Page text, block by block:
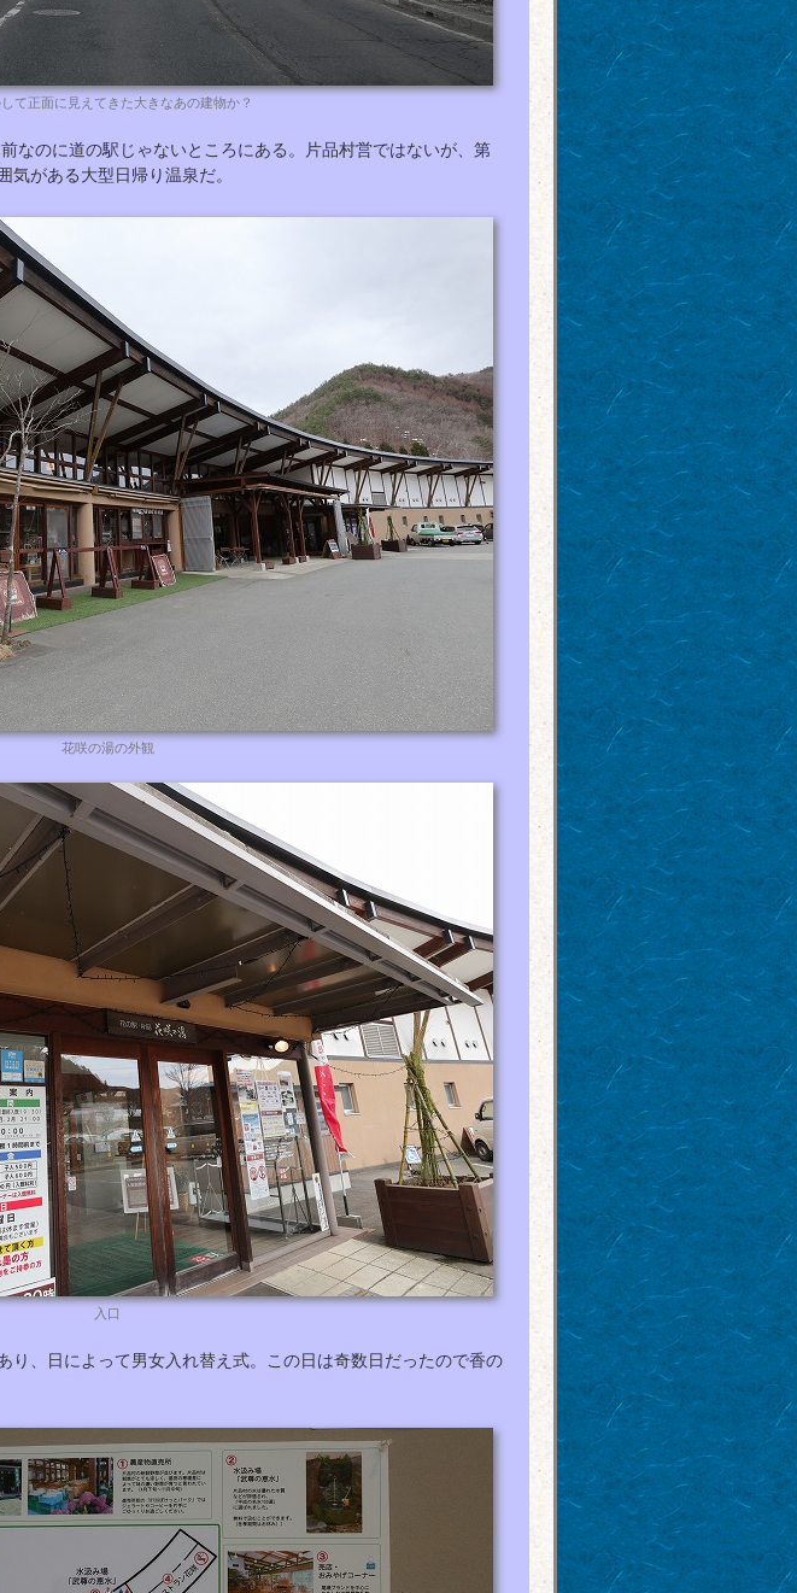
して正面に見えてきた大きなあの建物か？
なのに道の駅じゃないところにある。片品村営ではないが、第
気がある大型日帰り温泉だ。
花咲の湯の外観
入口
り、日によって男女入れ替え式。この日は奇数日だったので香の